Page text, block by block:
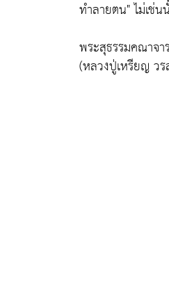
ทำลายตน" ไม่เช่
พระสุธรรมคณาจา
(หลวงปู่เหรียญ วร